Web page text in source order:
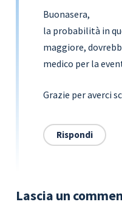
Buonasera,
la probabilità in
maggiore,
medico per la
Grazie per averci
Rispondi
Lascia un